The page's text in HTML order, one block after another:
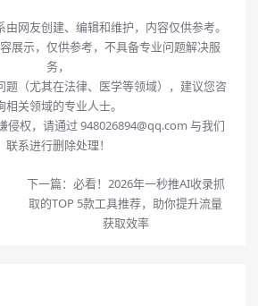
网友创建、编辑和维护，内容仅供参考。
展示，仅供参考，不具备专业问题解决服
务，
题（尤其在法律、医学等领域），建议您咨
相关领域的专业人士。
侵权，请通过 948026894@qq.com 与我们
联系进行删除处理！
下一篇： 必看！2026年一秒推AI收录抓
取的TOP 5款工具推荐，助你提升流量
获取效率